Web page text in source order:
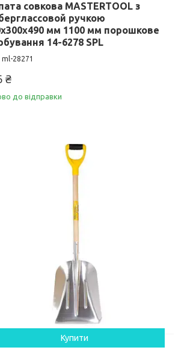
совкова MASTERTOOL з
ручкою
мм 1100 мм порошкове
14-6278 SPL
ml-28271
₴
до відправки
Купити